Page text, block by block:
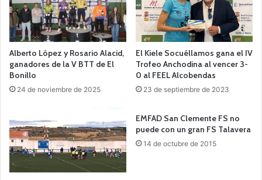
Alberto López y Rosario Alacid,
ganadores de la V BTT de El
Bonillo
24 de noviembre de 2025
El Kiele Socuéllamos gana el IV
Trofeo Anchodina al vencer 3-
0 al FEEL Alcobendas
23 de septiembre de 2023
EMFAD San Clemente FS no
puede con un gran FS Talavera
14 de octubre de 2015